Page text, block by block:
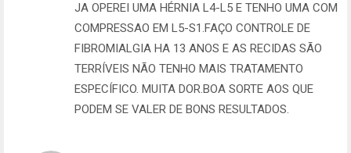
JA OPEREI UMA HÉRNIA L4-L5 E TENHO UMA COM
COMPRESSAO EM L5-S1.FAÇO CONTROLE DE
FIBROMIALGIA HA 13 ANOS E AS RECIDAS SÃO
TERRÍVEIS NÃO TENHO MAIS TRATAMENTO
ESPECÍFICO. MUITA DOR.BOA SORTE AOS QUE
PODEM SE VALER DE BONS RESULTADOS.